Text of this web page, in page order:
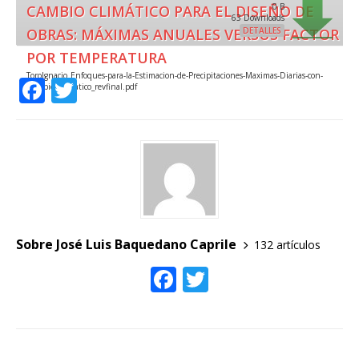
CAMBIO CLIMÁTICO PARA EL DISEÑO DE
OBRAS: MÁXIMAS ANUALES VERSUS FACTOR
POR TEMPERATURA
ToroIgnacio_Enfoques-para-la-Estimacion-de-Precipitaciones-Maximas-Diarias-con-
Cambio-Climatico_revfinal.pdf
0 B
63 Downloads
DETALLES
F
o
T
Sobre José Luis Baquedano Caprile 132 artículos
F